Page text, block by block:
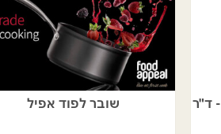
שובר לפוד אפיל
כורסה נפתחת למיטה PRIMO - ד"ר